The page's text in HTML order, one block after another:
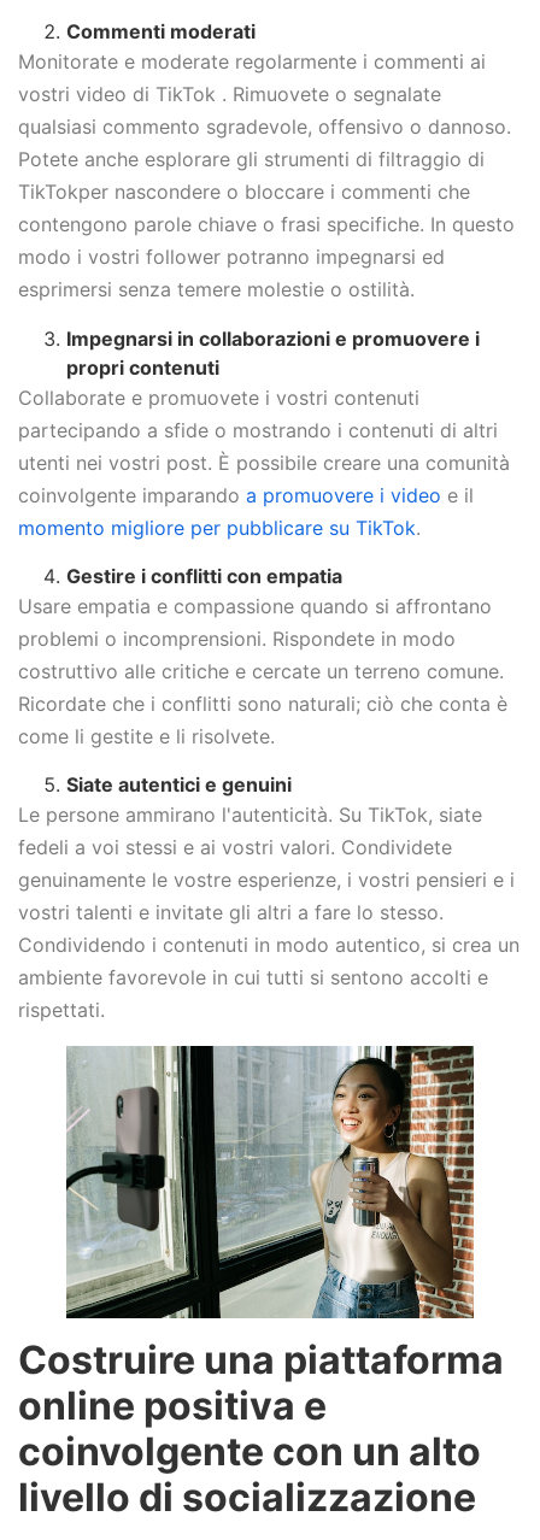
Commenti moderati
Monitorate e moderate regolarmente i commenti ai
vostri video di TikTok . Rimuovete o segnalate
qualsiasi commento sgradevole, offensivo o dannoso.
Potete anche esplorare gli strumenti di filtraggio di
TikTokper nascondere o bloccare i commenti che
contengono parole chiave o frasi specifiche. In questo
modo i vostri follower potranno impegnarsi ed
esprimersi senza temere molestie o ostilità.
Impegnarsi in collaborazioni e promuovere i
propri contenuti
Collaborate e promuovete i vostri contenuti
partecipando a sfide o mostrando i contenuti di altri
utenti nei vostri post. È possibile creare una comunità
coinvolgente imparando a promuovere i video e il
momento migliore per pubblicare su TikTok.
Gestire i conflitti con empatia
Usare empatia e compassione quando si affrontano
problemi o incomprensioni. Rispondete in modo
costruttivo alle critiche e cercate un terreno comune.
Ricordate che i conflitti sono naturali; ciò che conta è
come li gestite e li risolvete.
Siate autentici e genuini
Le persone ammirano l'autenticità. Su TikTok, siate
fedeli a voi stessi e ai vostri valori. Condividete
genuinamente le vostre esperienze, i vostri pensieri e i
vostri talenti e invitate gli altri a fare lo stesso.
Condividendo i contenuti in modo autentico, si crea un
ambiente favorevole in cui tutti si sentono accolti e
rispettati.
Costruire una piattaforma
online positiva e
coinvolgente con un alto
livello di socializzazione